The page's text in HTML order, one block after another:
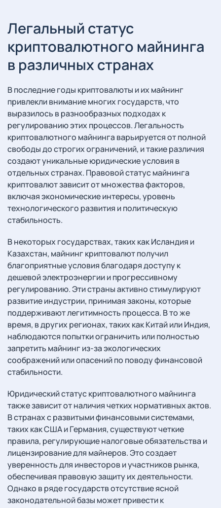
Легальный статус
криптовалютного майнинга
в различных странах
В последние годы криптовалюты и их майнинг
привлекли внимание многих государств, что
выразилось в разнообразных подходах к
регулированию этих процессов. Легальность
криптовалютного майнинга варьируется от полной
свободы до строгих ограничений, и такие различия
создают уникальные юридические условия в
отдельных странах. Правовой статус майнинга
криптовалют зависит от множества факторов,
включая экономические интересы, уровень
технологического развития и политическую
стабильность.
В некоторых государствах, таких как Исландия и
Казахстан, майнинг криптовалют получил
благоприятные условия благодаря доступу к
дешевой электроэнергии и прогрессивному
регулированию. Эти страны активно стимулируют
развитие индустрии, принимая законы, которые
поддерживают легитимность процесса. В то же
время, в других регионах, таких как Китай или Индия,
наблюдаются попытки ограничить или полностью
запретить майнинг из-за экологических
соображений или опасений по поводу финансовой
стабильности.
Юридический статус криптовалютного майнинга
также зависит от наличия четких нормативных актов.
В странах с развитыми финансовыми системами,
таких как США и Германия, существуют четкие
правила, регулирующие налоговые обязательства и
лицензирование для майнеров. Это создает
уверенность для инвесторов и участников рынка,
обеспечивая правовую защиту их деятельности.
Однако в ряде государств отсутствие ясной
законодательной базы может привести к